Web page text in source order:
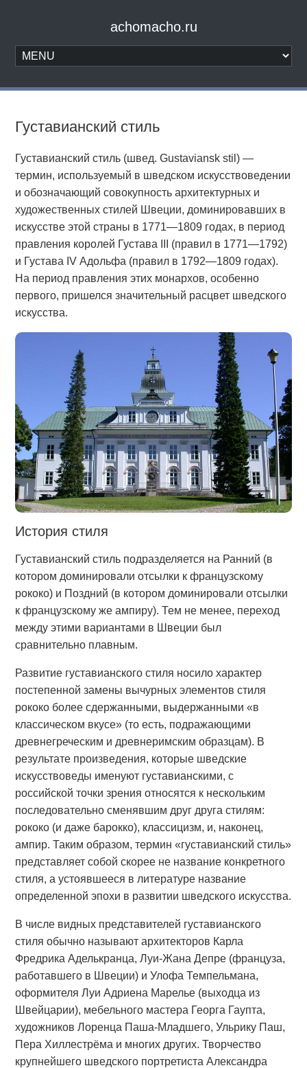
achomacho.ru
Густавианский стиль
Густавианский стиль (швед. Gustaviansk stil) —
термин, используемый в шведском искусствоведении
и обозначающий совокупность архитектурных и
художественных стилей Швеции, доминировавших в
искусстве этой страны в 1771—1809 годах, в период
правления королей Густава III (правил в 1771—1792)
и Густава IV Адольфа (правил в 1792—1809 годах).
На период правления этих монархов, особенно
первого, пришелся значительный расцвет шведского
искусства.
История стиля
Густавианский стиль подразделяется на Ранний (в
котором доминировали отсылки к французскому
рококо) и Поздний (в котором доминировали отсылки
к французскому же ампиру). Тем не менее, переход
между этими вариантами в Швеции был
сравнительно плавным.
Развитие густавианского стиля носило характер
постепенной замены вычурных элементов стиля
рококо более сдержанными, выдержанными «в
классическом вкусе» (то есть, подражающими
древнегреческим и древнеримским образцам). В
результате произведения, которые шведские
искусствоведы именуют густавианскими, с
российской точки зрения относятся к нескольким
последовательно сменявшим друг друга стилям:
рококо (и даже барокко), классицизм, и, наконец,
ампир. Таким образом, термин «густавианский стиль»
представляет собой скорее не название конкретного
стиля, а устоявшееся в литературе название
определенной эпохи в развитии шведского искусства.
В числе видных представителей густавианского
стиля обычно называют архитекторов Карла
Фредрика Аделькранца, Луи-Жана Депре (француза,
работавшего в Швеции) и Улофа Темпельмана,
оформителя Луи Адриена Марелье (выходца из
Швейцарии), мебельного мастера Георга Гаупта,
художников Лоренца Паша-Младшего, Ульрику Паш,
Пера Хиллестрёма и многих других. Творчество
крупнейшего шведского портретиста Александра